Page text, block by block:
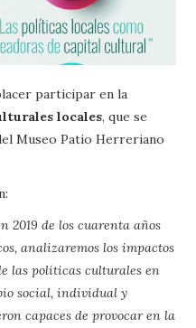
participar en la
locales, que se
Museo Patio Herreriano
2019 de los cuarenta años
analizaremos los impactos
las políticas culturales en
social, individual y
capaces de provocar en la